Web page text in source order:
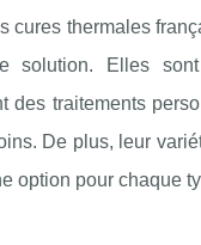
cures thermales
solution. Elles sont
des traitements
De plus, leur
option pour chaque